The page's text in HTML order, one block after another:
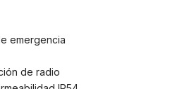
emergencia
de radio